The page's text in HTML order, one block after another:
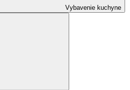
Vybavenie kuchyne